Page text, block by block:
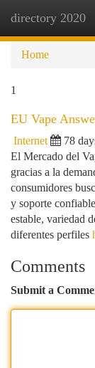
directory 2020
Home
1
EU Vape
Internet 78
El Mercado del
gracias a la
consumidores
y soporte
estable, variedad
diferentes perfiles
Comments
Submit a